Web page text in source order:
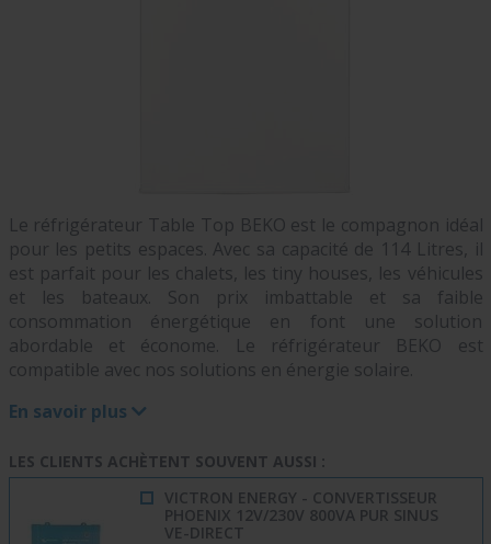
Le réfrigérateur Table Top BEKO est le compagnon idéal
pour les petits espaces. Avec sa capacité de 114 Litres, il
est parfait pour les chalets, les tiny houses, les véhicules
et les bateaux. Son prix imbattable et sa faible
consommation énergétique en font une solution
abordable et économe. Le réfrigérateur BEKO est
compatible avec nos solutions en énergie solaire.
En savoir plus
LES CLIENTS ACHÈTENT SOUVENT AUSSI :
VICTRON ENERGY - CONVERTISSEUR
PHOENIX 12V/230V 800VA PUR SINUS
VE-DIRECT